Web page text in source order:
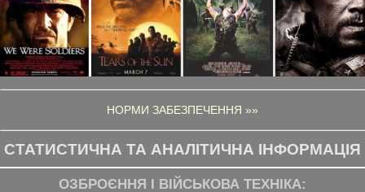
НОРМИ ЗАБЕЗПЕЧЕННЯ »»
СТАТИСТИЧНА ТА АНАЛІТИЧНА ІНФОРМАЦІЯ
ОЗБРОЄННЯ І ВІЙСЬКОВА ТЕХНІКА: